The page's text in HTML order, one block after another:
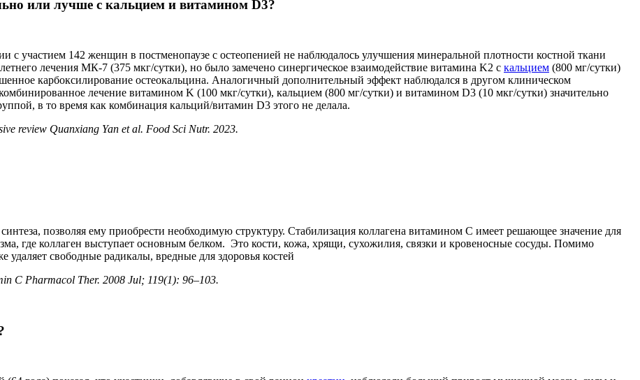
или лучше с кальцием и витамином D3?
с участием 142 женщин в постменопаузе с остеопенией не наблюдалось улучшения минеральной плотности костной ткани
лечения МК‐7 (375 мкг/сутки), но было замечено синергическое взаимодействие витамина K2 с кальцием (800 мг/сутки)
карбоксилирование остеокальцина. Аналогичный дополнительный эффект наблюдался в другом клиническом
лечение витамином K (100 мкг/сутки), кальцием (800 мг/сутки) и витамином D3 (10 мкг/сутки) значительно
в то время как комбинация кальций/витамин D3 этого не делала.
review Quanxiang Yan et al. Food Sci Nutr. 2023.
позволяя ему приобрести необходимую структуру. Стабилизация коллагена витамином С имеет решающее значение для
где коллаген выступает основным белком. Это кости, кожа, хрящи, сухожилия, связки и кровеносные сосуды. Помимо
свободные радикалы, вредные для здоровья костей
C Pharmacol Ther. 2008 Jul; 119(1): 96–103.